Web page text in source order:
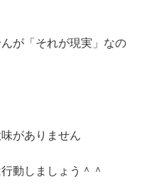
が「それが現実」なの
がありません
動しましょう＾＾